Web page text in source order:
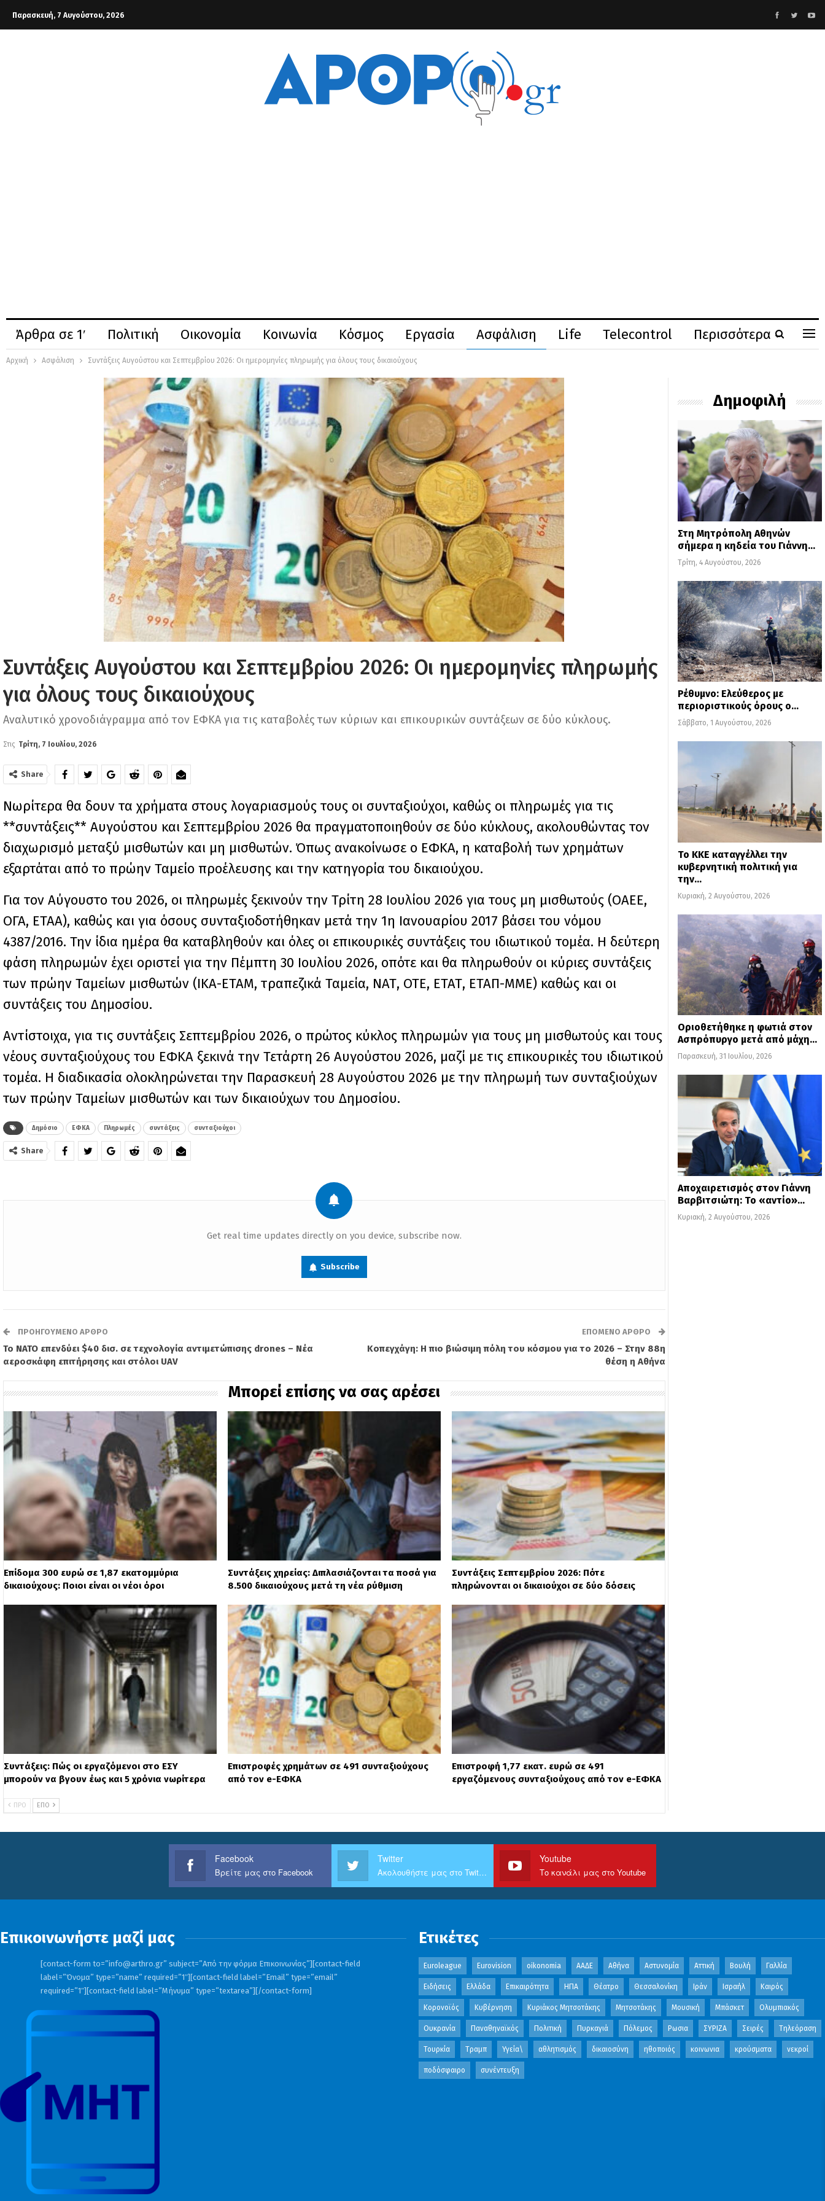
Παρασκευή, 7 Αυγούστου, 2026
Άρθρα σε 1′ Πολιτική Οικονομία Κοινωνία Κόσμος Εργασία Ασφάλιση Life Telecontrol Περισσότερα
Αρχική Ασφάλιση Συντάξεις Αυγούστου και Σεπτεμβρίου 2026: Οι ημερομηνίες πληρωμής για όλους τους δικαιούχους
Συντάξεις Αυγούστου και Σεπτεμβρίου 2026: Οι ημερομηνίες πληρωμής
για όλους τους δικαιούχους
Αναλυτικό χρονοδιάγραμμα από τον ΕΦΚΑ για τις καταβολές των κύριων και επικουρικών συντάξεων σε δύο κύκλους.
Στις Τρίτη, 7 Ιουλίου, 2026
Share
Νωρίτερα θα δουν τα χρήματα στους λογαριασμούς τους οι συνταξιούχοι, καθώς οι πληρωμές για τις
**συντάξεις** Αυγούστου και Σεπτεμβρίου 2026 θα πραγματοποιηθούν σε δύο κύκλους, ακολουθώντας τον
διαχωρισμό μεταξύ μισθωτών και μη μισθωτών. Όπως ανακοίνωσε ο ΕΦΚΑ, η καταβολή των χρημάτων
εξαρτάται από το πρώην Ταμείο προέλευσης και την κατηγορία του δικαιούχου.
Για τον Αύγουστο του 2026, οι πληρωμές ξεκινούν την Τρίτη 28 Ιουλίου 2026 για τους μη μισθωτούς (ΟΑΕΕ,
ΟΓΑ, ΕΤΑΑ), καθώς και για όσους συνταξιοδοτήθηκαν μετά την 1η Ιανουαρίου 2017 βάσει του νόμου
4387/2016. Την ίδια ημέρα θα καταβληθούν και όλες οι επικουρικές συντάξεις του ιδιωτικού τομέα. Η δεύτερη
φάση πληρωμών έχει οριστεί για την Πέμπτη 30 Ιουλίου 2026, οπότε και θα πληρωθούν οι κύριες συντάξεις
των πρώην Ταμείων μισθωτών (ΙΚΑ-ΕΤΑΜ, τραπεζικά Ταμεία, ΝΑΤ, ΟΤΕ, ΕΤΑΤ, ΕΤΑΠ-ΜΜΕ) καθώς και οι
συντάξεις του Δημοσίου.
Αντίστοιχα, για τις συντάξεις Σεπτεμβρίου 2026, ο πρώτος κύκλος πληρωμών για τους μη μισθωτούς και τους
νέους συνταξιούχους του ΕΦΚΑ ξεκινά την Τετάρτη 26 Αυγούστου 2026, μαζί με τις επικουρικές του ιδιωτικού
τομέα. Η διαδικασία ολοκληρώνεται την Παρασκευή 28 Αυγούστου 2026 με την πληρωμή των συνταξιούχων
των πρώην Ταμείων μισθωτών και των δικαιούχων του Δημοσίου.
Δημόσιο ΕΦΚΑ Πληρωμές συντάξεις συνταξιούχοι
Share
Get real time updates directly on you device, subscribe now.
Subscribe
ΠΡΟΗΓΟΎΜΕΝΟ ΆΡΘΡΟ
Το ΝΑΤΟ επενδύει $40 δισ. σε τεχνολογία αντιμετώπισης drones – Νέα
αεροσκάφη επιτήρησης και στόλοι UAV
ΕΠΌΜΕΝΟ ΆΡΘΡΟ
Κοπεγχάγη: Η πιο βιώσιμη πόλη του κόσμου για το 2026 – Στην 88η
θέση η Αθήνα
Μπορεί επίσης να σας αρέσει
Επίδομα 300 ευρώ σε 1,87 εκατομμύρια
δικαιούχους: Ποιοι είναι οι νέοι όροι
Συντάξεις χηρείας: Διπλασιάζονται τα ποσά για
8.500 δικαιούχους μετά τη νέα ρύθμιση
Συντάξεις Σεπτεμβρίου 2026: Πότε
πληρώνονται οι δικαιούχοι σε δύο δόσεις
Συντάξεις: Πώς οι εργαζόμενοι στο ΕΣΥ
μπορούν να βγουν έως και 5 χρόνια νωρίτερα
Επιστροφές χρημάτων σε 491 συνταξιούχους
από τον e-ΕΦΚΑ
Επιστροφή 1,77 εκατ. ευρώ σε 491
εργαζόμενους συνταξιούχους από τον e-ΕΦΚΑ
ΠΡΟ ΕΠΌ
Δημοφιλή
Στη Μητρόπολη Αθηνών
σήμερα η κηδεία του Γιάννη…
Τρίτη, 4 Αυγούστου, 2026
Ρέθυμνο: Ελεύθερος με
περιοριστικούς όρους ο…
Σάββατο, 1 Αυγούστου, 2026
Το ΚΚΕ καταγγέλλει την
κυβερνητική πολιτική για
την…
Κυριακή, 2 Αυγούστου, 2026
Οριοθετήθηκε η φωτιά στον
Ασπρόπυργο μετά από μάχη…
Παρασκευή, 31 Ιουλίου, 2026
Αποχαιρετισμός στον Γιάννη
Βαρβιτσιώτη: Το «αντίο»…
Κυριακή, 2 Αυγούστου, 2026
Facebook
Βρείτε μας στο Facebook
Twitter
Ακολουθήστε μας στο Twitter
Youtube
Το κανάλι μας στο Youtube
Επικοινωνήστε μαζί μας
[contact-form to=”info@arthro.gr” subject=”Από την φόρμα Επικοινωνίας”][contact-field
label=”Όνομα” type=”name” required=”1″][contact-field label=”Email” type=”email”
required=”1″][contact-field label=”Μήνυμα” type=”textarea”][/contact-form]
Ετικέτες
Euroleague Eurovision oikonomia ΑΑΔΕ Αθήνα Αστυνομία Αττική Βουλή Γαλλία
Ειδήσεις Ελλάδα Επικαιρότητα ΗΠΑ Θέατρο Θεσσαλονίκη Ιράν Ισραήλ Καιρός
Κορονοϊός Κυβέρνηση Κυριάκος Μητσοτάκης Μητσοτάκης Μουσική Μπάσκετ Ολυμπιακός
Ουκρανία Παναθηναϊκός Πολιτική Πυρκαγιά Πόλεμος Ρωσια ΣΥΡΙΖΑ Σειρές Τηλεόραση
Τουρκία Τραμπ Υγεία\ αθλητισμός δικαιοσύνη ηθοποιός κοινωνια κρούσματα νεκροί
ποδόσφαιρο συνέντευξη